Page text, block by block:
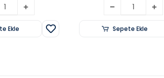
Ekle Sepete Ekle